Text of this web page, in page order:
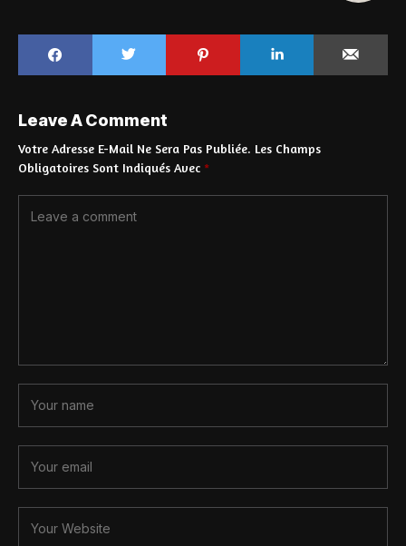
Leave A Comment
Votre Adresse E-Mail Ne Sera Pas Publiée. Les Champs
Obligatoires Sont Indiqués Avec *